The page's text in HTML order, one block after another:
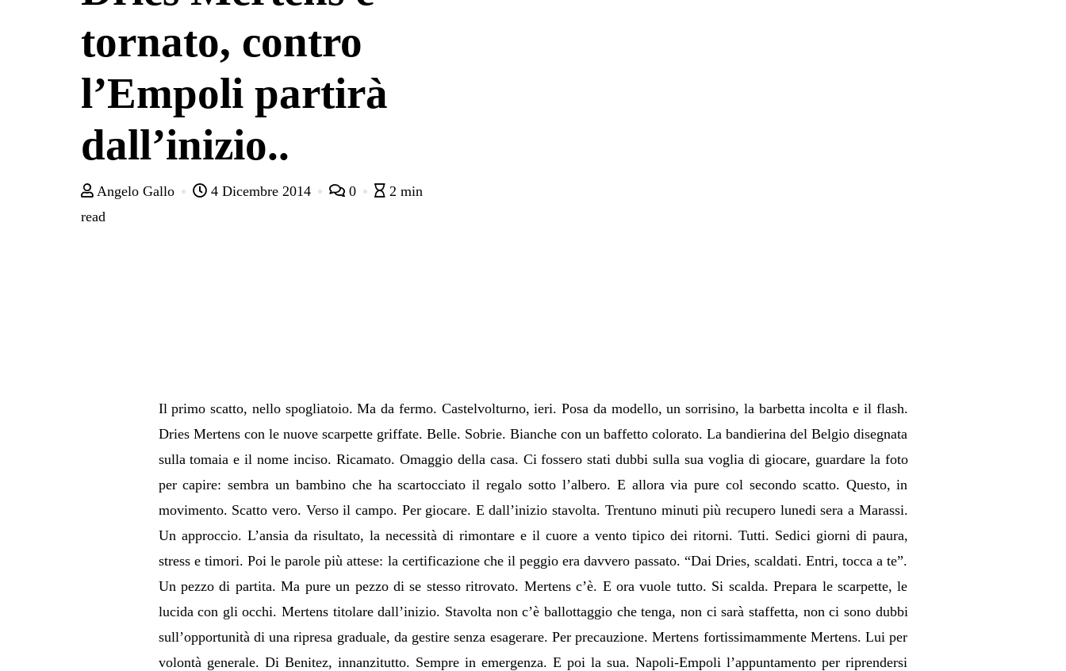
tornato, contro
l’Empoli partirà
dall’inizio..
Angelo Gallo 4 Dicembre 2014 0
2 min
read
Il primo scatto, nello spogliatoio. Ma da fermo. Castelvolturno, ieri. Posa da modello, un sorrisino, la barbetta incolta e il flash.
Dries Mertens con le nuove scarpette griffate. Belle. Sobrie. Bianche con un baffetto colorato. La bandierina del Belgio disegnata
sulla tomaia e il nome inciso. Ricamato. Omaggio della casa. Ci fossero stati dubbi sulla sua voglia di giocare, guardare la foto
per capire: sembra un bambino che ha scartocciato il regalo sotto l’albero. E allora via pure col secondo scatto. Questo, in
movimento. Scatto vero. Verso il campo. Per giocare. E dall’inizio stavolta. Trentuno minuti più recupero lunedi sera a Marassi.
Un approccio. L’ansia da risultato, la necessità di rimontare e il cuore a vento tipico dei ritorni. Tutti. Sedici giorni di paura,
stress e timori. Poi le parole più attese: la certificazione che il peggio era davvero passato. “Dai Dries, scaldati. Entri, tocca a te”.
Un pezzo di partita. Ma pure un pezzo di se stesso ritrovato. Mertens c’è. E ora vuole tutto. Si scalda. Prepara le scarpette, le
lucida con gli occhi. Mertens titolare dall’inizio. Stavolta non c’è ballottaggio che tenga, non ci sarà staffetta, non ci sono dubbi
sull’opportunità di una ripresa graduale, da gestire senza esagerare. Per precauzione. Mertens fortissimammente Mertens. Lui per
volontà generale. Di Benitez, innanzitutto. Sempre in emergenza. E poi la sua. Napoli-Empoli l’appuntamento per riprendersi